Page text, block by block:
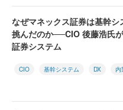
なぜマネックス証券は基幹シ
挑んだのか──CIO 後藤浩氏
証券システム
CIO 基幹システム DX 内